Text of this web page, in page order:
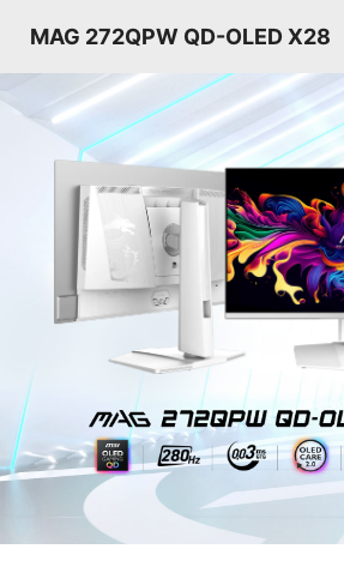
MAG 272QPW QD-OLED X28